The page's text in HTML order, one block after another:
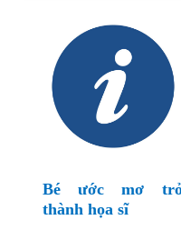
Bé ước mơ
thành họa sĩ